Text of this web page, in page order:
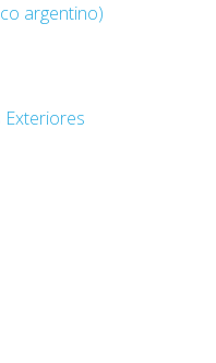
argentino)
Exteriores